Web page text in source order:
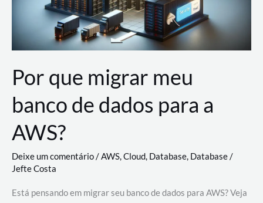
Por que migrar meu
banco de dados para a
AWS?
Deixe um comentário/AWS,Cloud, Database, Database/
Jefte Costa
Está pensando em migrar seu banco de dados para AWS? Veja